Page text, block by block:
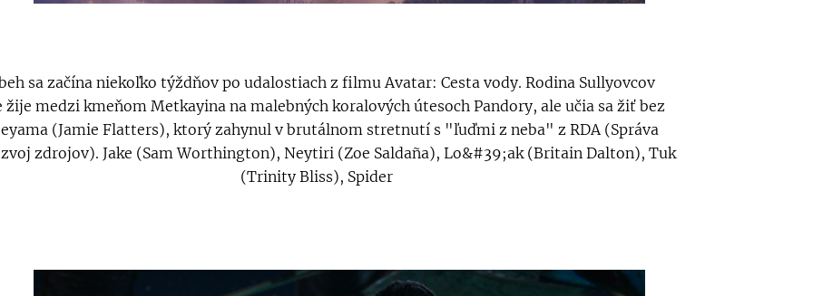
sa začína niekoľko týždňov po udalostiach z filmu Avatar: Cesta vody. Rodina Sullyovcov
žije medzi kmeňom Metkayina na malebných koralových útesoch Pandory, ale učia sa žiť bez
(Jamie Flatters), ktorý zahynul v brutálnom stretnutí s "ľuďmi z neba" z RDA (Správa
zdrojov). Jake (Sam Worthington), Neytiri (Zoe Saldaña), Lo&#39;ak (Britain Dalton), Tuk
(Trinity Bliss), Spider